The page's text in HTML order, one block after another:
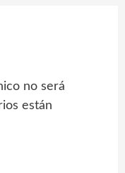
no será
están